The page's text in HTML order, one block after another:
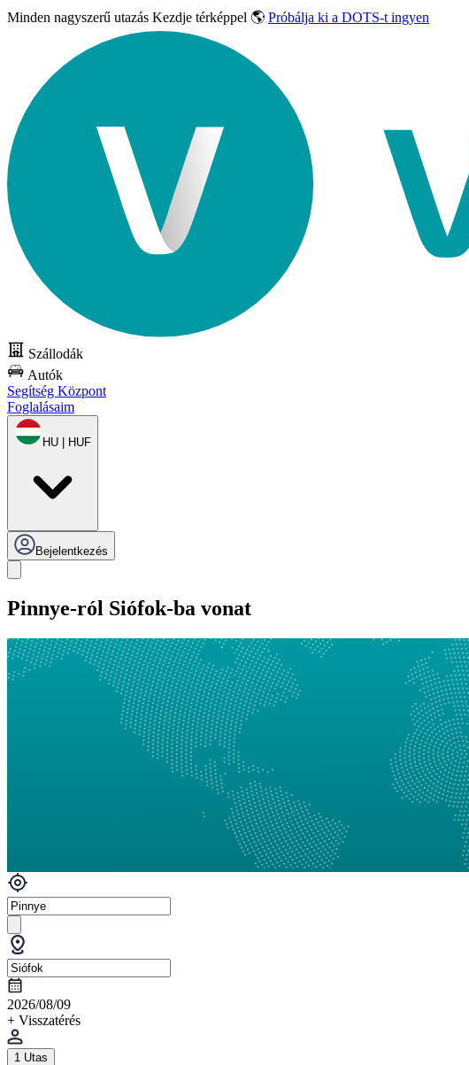
Minden nagyszerű utazás Kezdje térképpel 🌎 Próbálja ki a DOTS-t ingyen
Szállodák
Autók
Segítség Központ
Foglalásaim
HU | HUF
Bejelentkezés
Pinnye-ról Siófok-ba vonat
2026/08/09
+ Visszatérés
1 Utas